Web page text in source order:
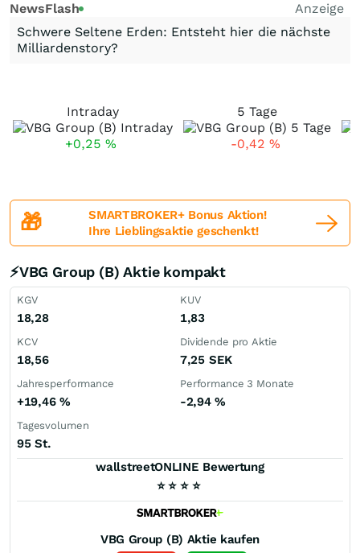
NewsFlash
Anzeige
Schwere Seltene Erden: Entsteht hier die nächste
Milliardenstory?
Intraday
+0,25 %
5 Tage
-0,42 %
🎁
SMARTBROKER+ Bonus Aktion!
Ihre Lieblingsaktie geschenkt!
⚡VBG Group (B) Aktie kompakt
KGV
18,28
KUV
1,83
KCV
18,56
Dividende pro Aktie
7,25 SEK
Jahresperformance
+19,46 %
Performance 3 Monate
-2,94%
Tagesvolumen
95 St.
wallstreetONLINE Bewertung
⭐ ⭐ ⭐ ⭐
VBG Group (B) Aktie kaufen